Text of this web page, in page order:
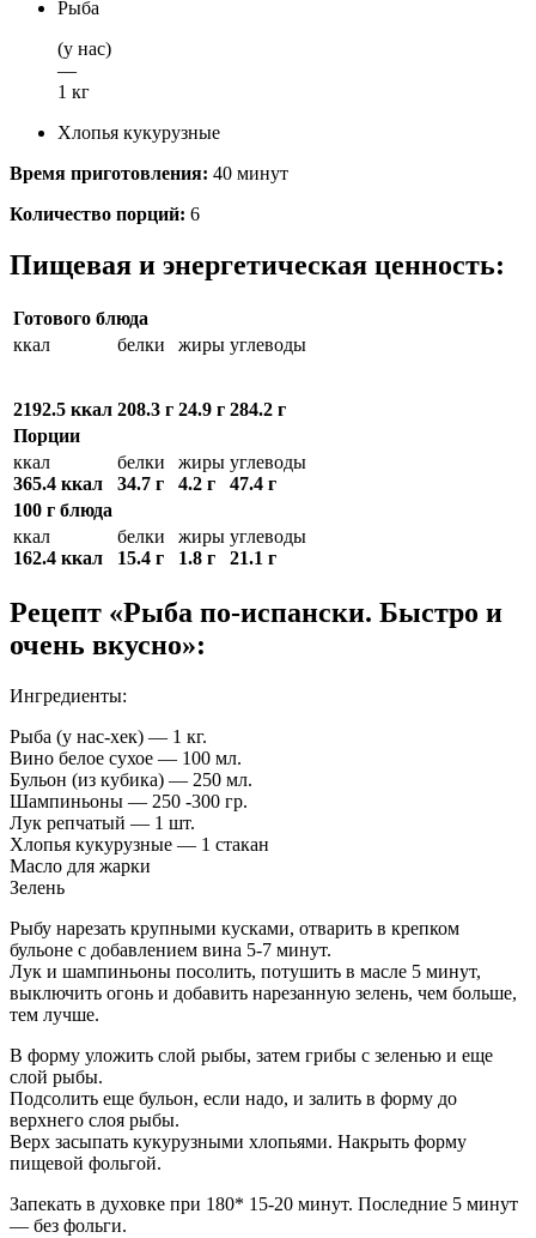
Рыба
(у нас)
—
1 кг
Хлопья кукурузные
Время приготовления: 40 минут
Количество порций: 6
Пищевая и энергетическая ценность:
Готового блюда
ккал
2192.5 ккал
белки
208.3 г
жиры
24.9 г
углеводы
284.2 г
Порции
ккал
365.4 ккал
белки
34.7 г
жиры
4.2 г
углеводы
47.4 г
100 г блюда
ккал
162.4 ккал
белки
15.4 г
жиры
1.8 г
углеводы
21.1 г
Рецепт «Рыба по-испански. Быстро и
очень вкусно»:
Ингредиенты:
Рыба (у нас-хек) — 1 кг.
Вино белое сухое — 100 мл.
Бульон (из кубика) — 250 мл.
Шампиньоны — 250 -300 гр.
Лук репчатый — 1 шт.
Хлопья кукурузные — 1 стакан
Масло для жарки
Зелень
Рыбу нарезать крупными кусками, отварить в крепком
бульоне с добавлением вина 5-7 минут.
Лук и шампиньоны посолить, потушить в масле 5 минут,
выключить огонь и добавить нарезанную зелень, чем больше,
тем лучше.
В форму уложить слой рыбы, затем грибы с зеленью и еще
слой рыбы.
Подсолить еще бульон, если надо, и залить в форму до
верхнего слоя рыбы.
Верх засыпать кукурузными хлопьями. Накрыть форму
пищевой фольгой.
Запекать в духовке при 180* 15-20 минут. Последние 5 минут
— без фольги.